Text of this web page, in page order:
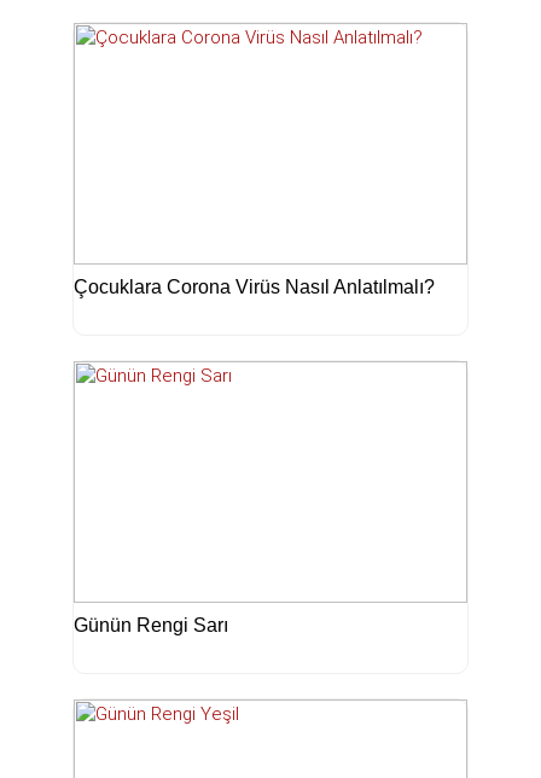
Çocuklara Corona Virüs Nasıl Anlatılmalı?
Günün Rengi Sarı